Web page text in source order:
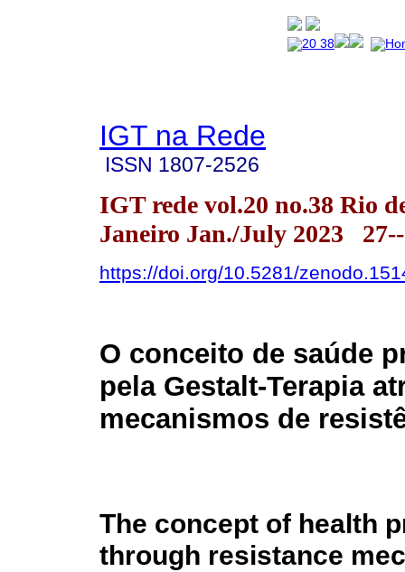
IGT na Rede
ISSN 1807-2526
IGT rede vol.20 no.38 Rio
Janeiro Jan./July 2023
https://doi.org/10.5281/
O conceito de saúde
pela Gestalt-Terapia
mecanismos de
The concept of health
through resistance